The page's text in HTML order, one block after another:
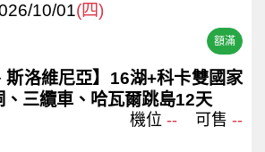
額滿
10/01(四)
斯洛維尼亞】16湖+科卡雙國家
三纜車、哈瓦爾跳島12天
機位 -- 可售 --